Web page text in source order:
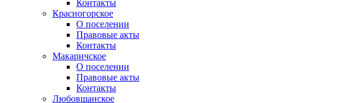
Контакты
Красногорское
О поселении
Правовые акты
Контакты
Макаричское
О поселении
Правовые акты
Контакты
Любовшанское